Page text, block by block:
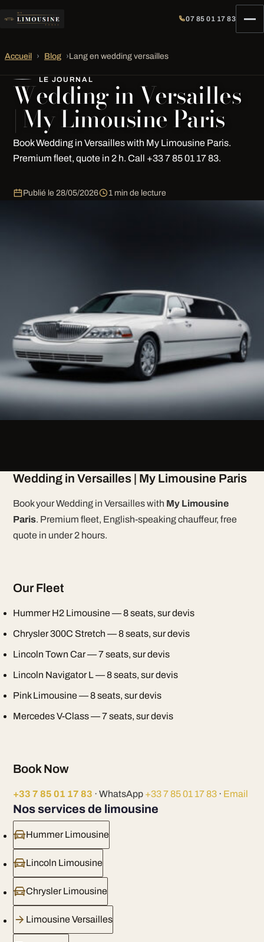
07 85 01 17 83
Accueil › Blog ›Lang en wedding versailles
LE JOURNAL
Wedding in Versailles
| My Limousine Paris
Book Wedding in Versailles with My Limousine Paris.
Premium fleet, quote in 2 h. Call +33 7 85 01 17 83.
Publié le 28/05/2026 1 min de lecture
Wedding in Versailles | My Limousine Paris
Book your Wedding in Versailles with My Limousine
Paris. Premium fleet, English-speaking chauffeur, free
quote in under 2 hours.
Our Fleet
Hummer H2 Limousine — 8 seats, sur devis
Chrysler 300C Stretch — 8 seats, sur devis
Lincoln Town Car — 7 seats, sur devis
Lincoln Navigator L — 8 seats, sur devis
Pink Limousine — 8 seats, sur devis
Mercedes V-Class — 7 seats, sur devis
Book Now
+33 7 85 01 17 83 · WhatsApp +33 7 85 01 17 83· Email
Nos services de limousine
Hummer Limousine
Lincoln Limousine
Chrysler Limousine
Limousine Versailles